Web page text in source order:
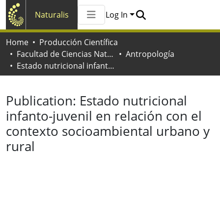
Naturalis
All of Naturalis
Log In
Home
Producción Científica
Facultad de Ciencias Naturales y Museo
Antropología
Estado nutricional infanto-juvenil en relación con el contexto socioambiental urbano y rural
Publication: Estado nutricional
infanto-juvenil en relación con el
contexto socioambiental urbano y
rural